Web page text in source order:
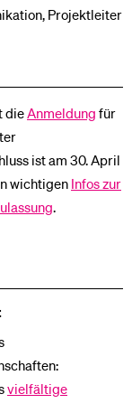
Projektleiter
dieAnmeldung für
ist am 30. April
wichtigen Infos zur
.
vielfältige